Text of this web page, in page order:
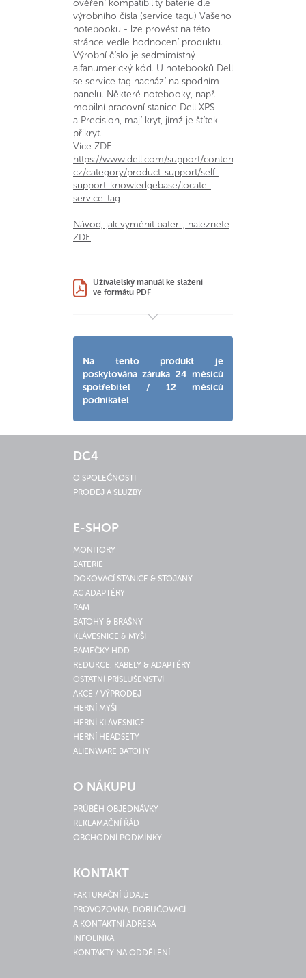
ověření kompatibility baterie dle
výrobního čísla (service tagu) Vašeho
notebooku - lze provést na této
stránce vedle hodnocení produktu.
Výrobní číslo je sedmimístný
alfanumerický kód. U notebooků Dell
se service tag nachází na spodním
panelu. Některé notebooky, např.
mobilní pracovní stanice Dell XPS
a Precision, mají kryt, jímž je štítek
přikryt.
Více ZDE:
https://www.dell.com/support/contents/cs-
cz/category/product-support/self-
support-knowledgebase/locate-
service-tag
Návod, jak vyměnit baterii, naleznete
ZDE
Uživatelský manuál ke stažení
ve formátu PDF
Na tento produkt je
poskytována záruka 24 měsíců
spotřebitel / 12 měsíců
podnikatel
DC4
O SPOLEČNOSTI
PRODEJ A SLUŽBY
E-SHOP
MONITORY
BATERIE
DOKOVACÍ STANICE & STOJANY
AC ADAPTÉRY
RAM
BATOHY & BRAŠNY
KLÁVESNICE & MYŠI
RÁMEČKY HDD
REDUKCE, KABELY & ADAPTÉRY
OSTATNÍ PŘÍSLUŠENSTVÍ
AKCE / VÝPRODEJ
HERNÍ MYŠI
HERNÍ KLÁVESNICE
HERNÍ HEADSETY
ALIENWARE BATOHY
O NÁKUPU
PRŮBĚH OBJEDNÁVKY
REKLAMAČNÍ ŘÁD
OBCHODNÍ PODMÍNKY
KONTAKT
FAKTURAČNÍ ÚDAJE
PROVOZOVNA, DORUČOVACÍ
A KONTAKTNÍ ADRESA
INFOLINKA
KONTAKTY NA ODDĚLENÍ